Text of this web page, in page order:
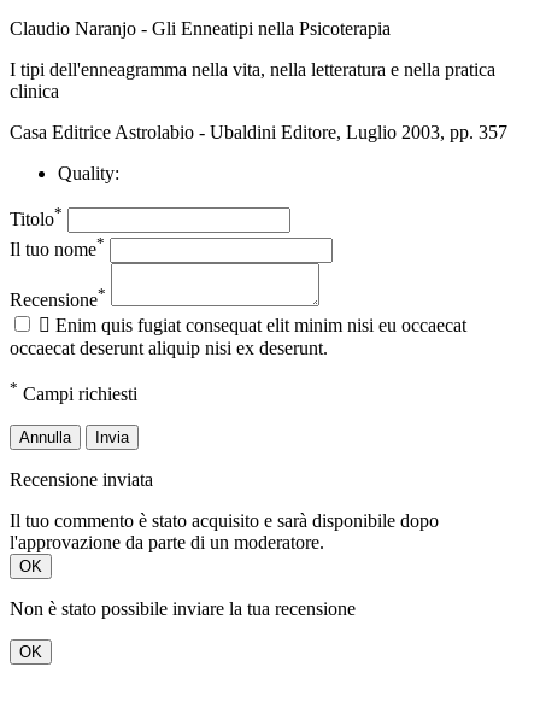
Claudio Naranjo - Gli Enneatipi nella Psicoterapia
I tipi dell'enneagramma nella vita, nella letteratura e nella pratica
clinica
Casa Editrice Astrolabio - Ubaldini Editore, Luglio 2003, pp. 357
Quality:
Titolo*
Il tuo nome*
Recensione*
 Enim quis fugiat consequat elit minim nisi eu occaecat
occaecat deserunt aliquip nisi ex deserunt.
* Campi richiesti
Annulla Invia
Recensione inviata
Il tuo commento è stato acquisito e sarà disponibile dopo
l'approvazione da parte di un moderatore.
OK
Non è stato possibile inviare la tua recensione
OK